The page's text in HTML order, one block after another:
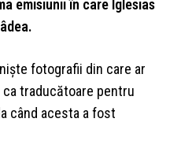
emisiunii în care Iglesias
fotografii din care ar
traducătoare pentru
când acesta a fost